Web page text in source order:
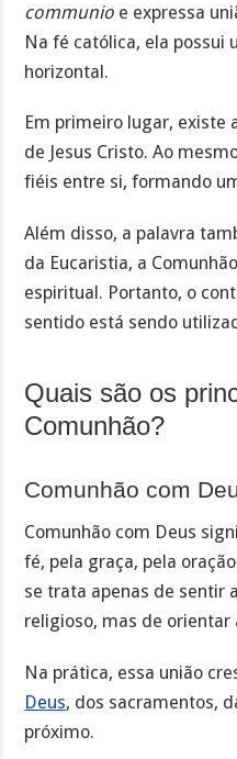
communio e expressa
Na fé católica, ela possui
horizontal.
Em primeiro lugar, existe
de Jesus Cristo. Ao
fiéis entre si, formando
Além disso, a palavra
da Eucaristia, a
espiritual. Portanto, o
sentido está sendo
Quais são os
Comunhão?
Comunhão com
Comunhão com Deus
fé, pela graça, pela
se trata apenas de sentir
religioso, mas de orientar
Na prática, essa união
Deus, dos sacramentos,
próximo.